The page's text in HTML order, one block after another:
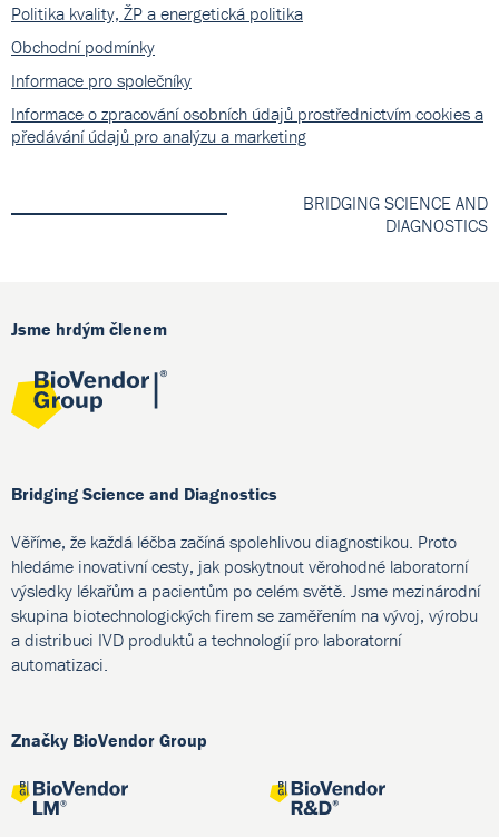
Politika kvality, ŽP a energetická politika
Obchodní podmínky
Informace pro společníky
Informace o zpracování osobních údajů prostřednictvím cookies a
předávání údajů pro analýzu a marketing
BRIDGING SCIENCE AND
DIAGNOSTICS
Jsme hrdým členem
Bridging Science and Diagnostics
Věříme, že každá léčba začíná spolehlivou diagnostikou. Proto
hledáme inovativní cesty, jak poskytnout věrohodné laboratorní
výsledky lékařům a pacientům po celém světě. Jsme mezinárodní
skupina biotechnologických firem se zaměřením na vývoj, výrobu
a distribuci IVD produktů a technologií pro laboratorní
automatizaci.
Značky BioVendor Group